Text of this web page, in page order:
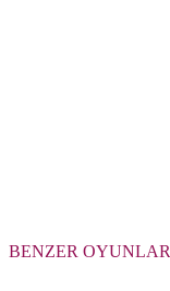
BENZER OYUNLAR